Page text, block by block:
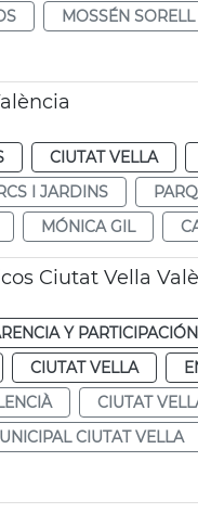
MOSSÉN SORELL
CIUTAT VELLA
I JARDINS
MÓNICA GIL
Ciutat Vella
Y PARTICIPACIÓN
CIUTAT VELLA
CIUTAT
CIUTAT VELLA